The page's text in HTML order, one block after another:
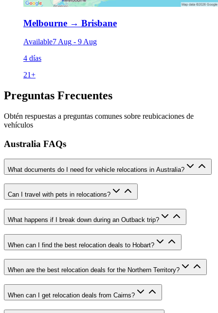
Melbourne → Brisbane
Available7 Aug - 9 Aug
4 días
21+
Preguntas Frecuentes
Obtén respuestas a preguntas comunes sobre reubicaciones de
vehículos
Australia FAQs
What documents do I need for vehicle relocations in Australia?
Can I travel with pets in relocations?
What happens if I break down during an Outback trip?
When can I find the best relocation deals to Hobart?
When are the best relocation deals for the Northern Territory?
When can I get relocation deals from Cairns?